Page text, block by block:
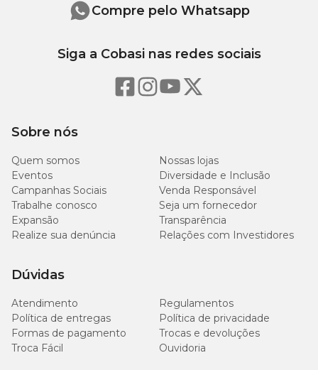
Tapete Higiênico Super Premium Petix com preço
Compre oTapete Higiênico Super Premium Petix 90 x
conforto para o seu pet com umtapete higiênico para
de alta qualidade.
Sobre nós
Quem somos
Nossas lojas
Eventos
Diversidade e Inclusão
Campanhas Sociais
Venda Responsável
Trabalhe conosco
Seja um fornecedor
Expansão
Transparência
Realize sua denúncia
Relações com Investidores
Dúvidas
Atendimento
Regulamentos
Política de entregas
Política de privacidade
Formas de pagamento
Trocas e devoluções
Troca Fácil
Ouvidoria
Compre pelo Whatsapp
Siga a Cobasi nas redes sociais